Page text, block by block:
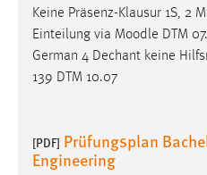
Keine Präsenz-Klausur 1S, 2
Einteilung via Moodle DTM
German 4 Dechant keine
139 DTM 10.07
[PDF] Prüfungsplan
Engineering